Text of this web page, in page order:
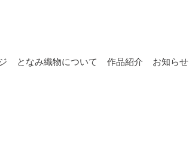
となみ織物について 作品紹介 お知らせ